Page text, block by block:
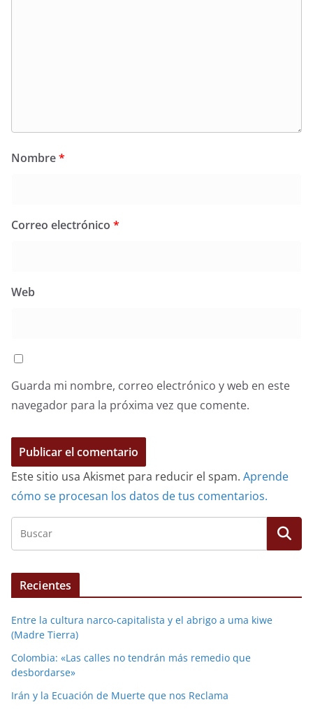
Nombre*
Correo electrónico *
Web
Guarda mi nombre, correo electrónico y web en este
navegador para la próxima vez que comente.
Este sitio usa Akismet para reducir el spam. Aprende
cómo se procesan los datos de tus comentarios.
Recientes
Entre la cultura narco-capitalista y el abrigo a uma kiwe
(Madre Tierra)
Colombia: «Las calles no tendrán más remedio que
desbordarse»
Irán y la Ecuación de Muerte que nos Reclama